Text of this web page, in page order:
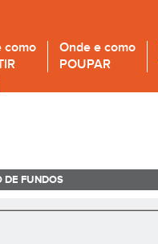
como
Onde e como
POUPAR
DE FUNDOS